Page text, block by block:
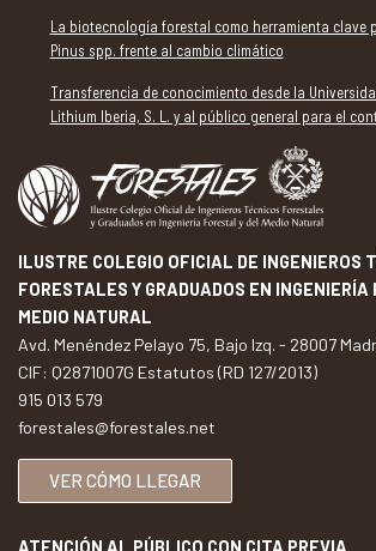
La biotecnología forestal como herramienta clave
Pinus spp. frente al cambio climático
Transferencia de conocimiento desde la
Lithium Iberia, S. L. y al público general para el
ILUSTRE COLEGIO OFICIAL DE INGENIEROS
FORESTALES Y GRADUADOS EN
MEDIO NATURAL
Avd. Menéndez Pelayo 75, Bajo Izq. - 28007
CIF: Q2871007G Estatutos (RD 127/2013)
915 013 579
forestales@forestales.net
VER CÓMO LLEGAR
ATENCIÓN AL PÚBLICO CON CITA PREVIA